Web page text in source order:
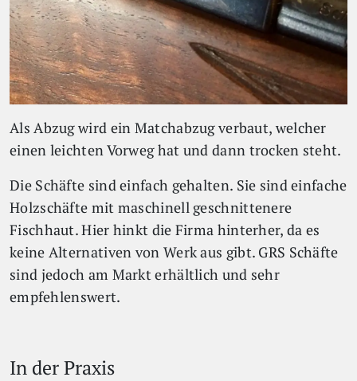
Als Abzug wird ein Matchabzug verbaut, welcher
einen leichten Vorweg hat und dann trocken steht.
Die Schäfte sind einfach gehalten. Sie sind einfache
Holzschäfte mit maschinell geschnittenere
Fischhaut. Hier hinkt die Firma hinterher, da es
keine Alternativen von Werk aus gibt. GRS Schäfte
sind jedoch am Markt erhältlich und sehr
empfehlenswert.
In der Praxis